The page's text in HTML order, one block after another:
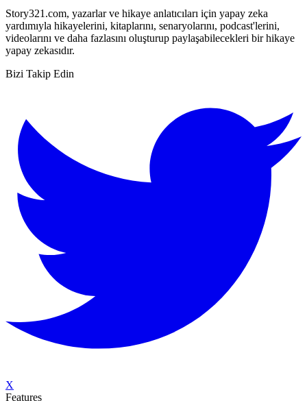
Story321.com, yazarlar ve hikaye anlatıcıları için yapay zeka
yardımıyla hikayelerini, kitaplarını, senaryolarını, podcast'lerini,
videolarını ve daha fazlasını oluşturup paylaşabilecekleri bir hikaye
yapay zekasıdır.
Bizi Takip Edin
X
Features